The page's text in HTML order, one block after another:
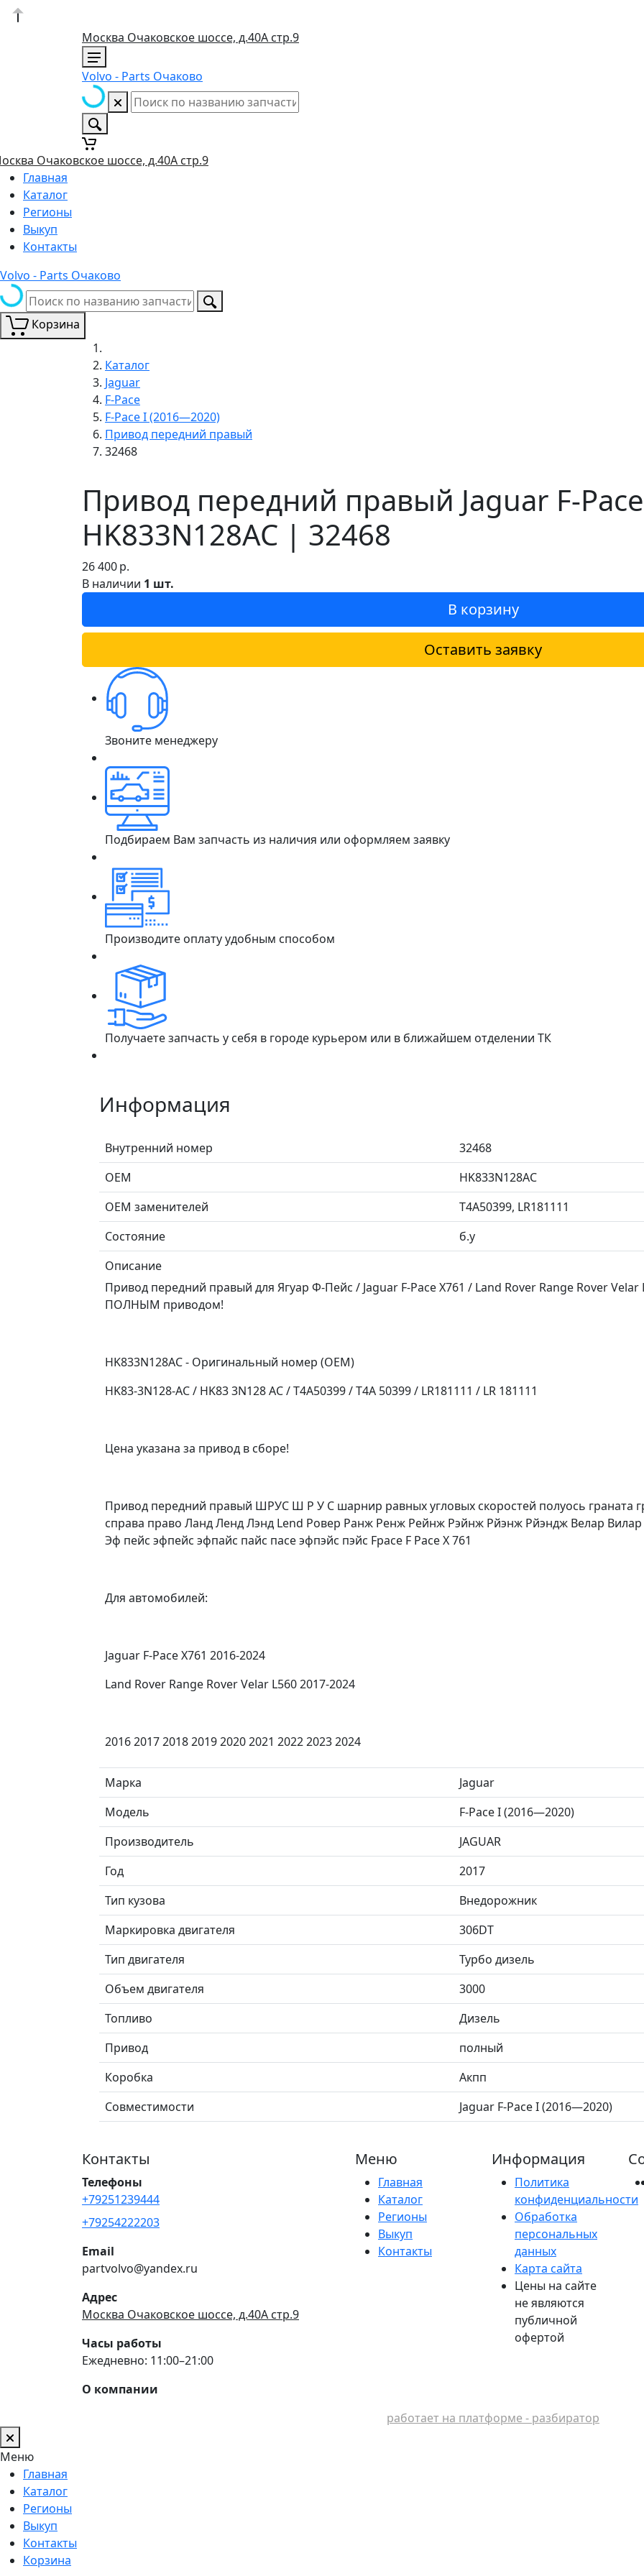
Москва Очаковское шоссе, д.40А стр.9
Volvo - Parts Очаково
Очаковское шоссе, д.40А стр.9
Главная
Каталог
Регионы
Выкуп
Контакты
Volvo - Parts Очаково
Корзина
Каталог
Jaguar
F-Pace
F-Pace I (2016—2020)
Привод передний правый
32468
Привод передний правый Jaguar F-
HK833N128AC | 32468
26 400р.
В наличии 1 шт.
В корзину
Оставить заявку
Звоните менеджеру
Подбираем Вам запчасть из наличия или оформляем заявку
Производите оплату удобным способом
Получаете запчасть у себя в городе курьером или в ближайшем отделении ТК
Информация
Внутренний номер
32468
ОЕМ
HK833N128AC
ОЕМ заменителей
T4A50399, LR181111
Состояние
б.у
Описание
Привод передний правый для Ягуар Ф-Пейс / Jaguar F-Pace X761 / Land Rover Range Rover Velar
ПОЛНЫМ приводом!
HK833N128AC - Оригинальный номер (OEM)
HK83-3N128-AC / HK83 3N128 AC / T4A50399 / T4A 50399 / LR181111 / LR 181111
Цена указана за привод в сборе!
Привод передний правый ШРУС Ш Р У С шарнир равных угловых скоростей полуось граната
справа право Ланд Ленд Лэнд Lend Ровер Ранж Ренж Рейнж Рэйнж Рйэнж Рйэндж Велар Вилар
Эф пейс эфпейс эфпайс пайс пасе эфпэйс пэйс Fpace F Pace X 761
Для автомобилей:
Jaguar F-Pace X761 2016-2024
Land Rover Range Rover Velar L560 2017-2024
2016 2017 2018 2019 2020 2021 2022 2023 2024
Марка
Jaguar
Модель
F-Pace I (2016—2020)
Производитель
JAGUAR
Год
2017
Тип кузова
Внедорожник
Маркировка двигателя
306DT
Тип двигателя
Турбо дизель
Объем двигателя
3000
Топливо
Дизель
Привод
полный
Коробка
Акпп
Совместимости
Jaguar F-Pace I (2016—2020)
Контакты
Телефоны
+79251239444
+79254222203
Email
partvolvo@yandex.ru
Адрес
Москва Очаковское шоссе, д.40А стр.9
Часы работы
Ежедневно: 11:00–21:00
О компании
Меню
Главная
Каталог
Регионы
Выкуп
Контакты
Информация
Политика
конфиденциальности
Обработка
персональных
данных
Карта сайта
Цены на сайте
не являются
публичной
офертой
работает на платформе - разбиратор
Меню
Главная
Каталог
Регионы
Выкуп
Контакты
Корзина